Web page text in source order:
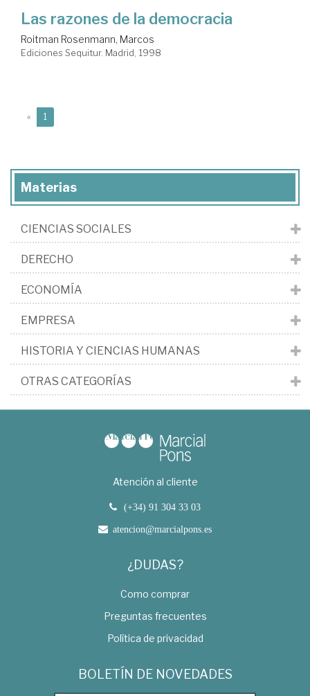
Las razones de la democracia
Roitman Rosenmann, Marcos
Ediciones Sequitur. Madrid, 1998
« 1
Materias
CIENCIAS SOCIALES
DERECHO
ECONOMÍA
EMPRESA
HISTORIA Y CIENCIAS HUMANAS
OTRAS CATEGORÍAS
Atención al cliente
(+34) 91 304 33 03
atencion@marcialpons.es
¿DUDAS?
Como comprar
Preguntas frecuentes
Política de privacidad
BOLETÍN DE NOVEDADES